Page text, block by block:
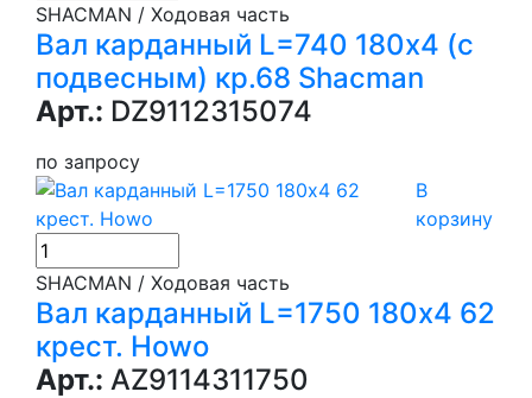
SHACMAN / Ходовая часть
Вал карданный L=740 180х4 (с
подвесным) кр.68 Shacman
Арт.: DZ9112315074
по запросу
В
корзину
SHACMAN / Ходовая часть
Вал карданный L=1750 180х4 62
крест. Howo
Арт.: AZ9114311750